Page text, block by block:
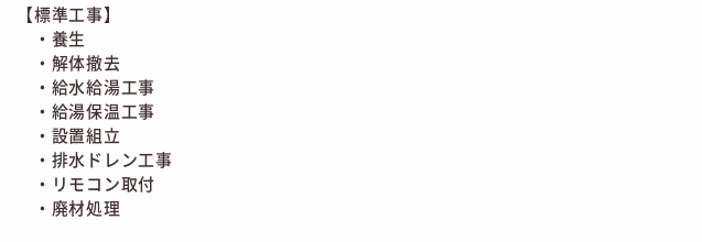
【標準工事】
・養生
・解体撤去
・給水給湯工事
・給湯保温工事
・設置組立
・排水ドレン工事
・リモコン取付
・廃材処理